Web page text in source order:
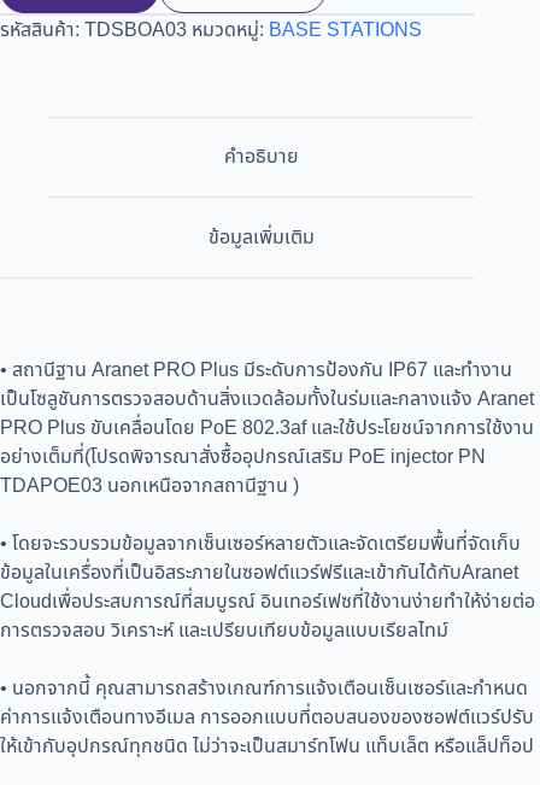
รหัสสินค้า: TDSBOA03 หมวดหมู่: BASE STATIONS
คำอธิบาย
ข้อมูลเพิ่มเติม
• สถานีฐาน Aranet PRO Plus มีระดับการป้องกัน IP67 และทำงาน
เป็นโซลูชันการตรวจสอบด้านสิ่งแวดล้อมทั้งในร่มและกลางแจ้ง Aranet
PRO Plus ขับเคลื่อนโดย PoE 802.3af และใช้ประโยชน์จากการใช้งาน
อย่างเต็มที่(โปรดพิจารณาสั่งซื้ออุปกรณ์เสริม PoE injector PN
TDAPOE03 นอกเหนือจากสถานีฐาน )
• โดยจะรวบรวมข้อมูลจากเซ็นเซอร์หลายตัวและจัดเตรียมพื้นที่จัดเก็บ
ข้อมูลในเครื่องที่เป็นอิสระภายในซอฟต์แวร์ฟรีและเข้ากันได้กับAranet
Cloudเพื่อประสบการณ์ที่สมบูรณ์ อินเทอร์เฟซที่ใช้งานง่ายทำให้ง่ายต่อ
การตรวจสอบ วิเคราะห์ และเปรียบเทียบข้อมูลแบบเรียลไทม์
• นอกจากนี้ คุณสามารถสร้างเกณฑ์การแจ้งเตือนเซ็นเซอร์และกำหนด
ค่าการแจ้งเตือนทางอีเมล การออกแบบที่ตอบสนองของซอฟต์แวร์ปรับ
ให้เข้ากับอุปกรณ์ทุกชนิด ไม่ว่าจะเป็นสมาร์ทโฟน แท็บเล็ต หรือแล็ปท็อป